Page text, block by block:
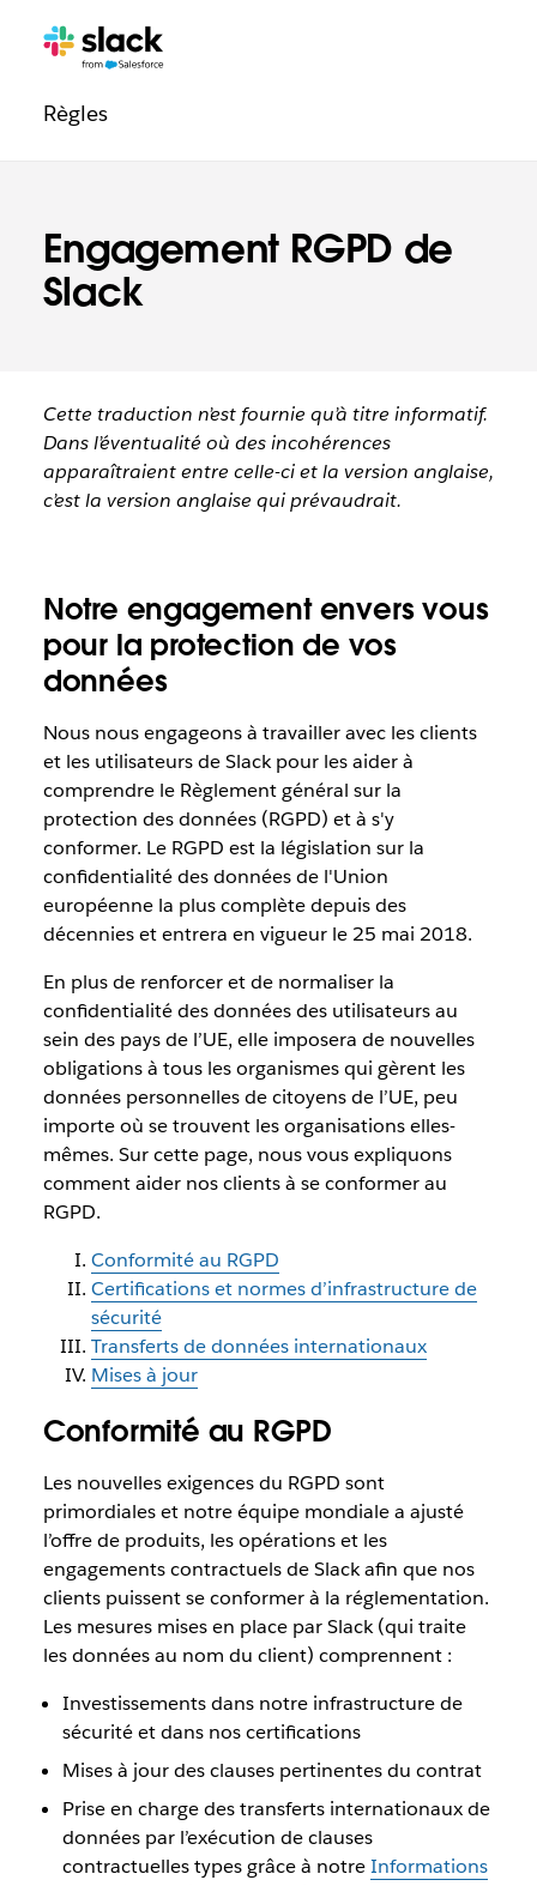
Engagement RGPD de
Slack
Navigation
Pages
Règlessupplémentaires
Cette traduction n’est fournie qu’à titre informatif.
Dans l’éventualité où des incohérences
apparaîtraient entre celle-ci et la version anglaise,
c’est la version anglaise qui prévaudrait.
Notre engagement envers vous
pour la protection de vos
données
Nous nous engageons à travailler avec les clients
et les utilisateurs de Slack pour les aider à
comprendre le Règlement général sur la
protection des données (RGPD) et à s'y
conformer. Le RGPD est la législation sur la
confidentialité des données de l'Union
européenne la plus complète depuis des
décennies et entrera en vigueur le 25 mai 2018.
En plus de renforcer et de normaliser la
confidentialité des données des utilisateurs au
sein des pays de l’UE, elle imposera de nouvelles
obligations à tous les organismes qui gèrent les
données personnelles de citoyens de l’UE, peu
importe où se trouvent les organisations elles-
mêmes. Sur cette page, nous vous expliquons
comment aider nos clients à se conformer au
RGPD.
Conformité au RGPD
Certifications et normes d’infrastructure de
sécurité
Transferts de données internationaux
Mises à jour
Conformité au RGPD
Les nouvelles exigences du RGPD sont
primordiales et notre équipe mondiale a ajusté
l’offre de produits, les opérations et les
engagements contractuels de Slack afin que nos
clients puissent se conformer à la réglementation.
Les mesures mises en place par Slack (qui traite
les données au nom du client) comprennent :
Investissements dans notre infrastructure de
sécurité et dans nos certifications
Mises à jour des clauses pertinentes du contrat
Prise en charge des transferts internationaux de
données par l’exécution de clauses
contractuelles types grâce à notreInformations